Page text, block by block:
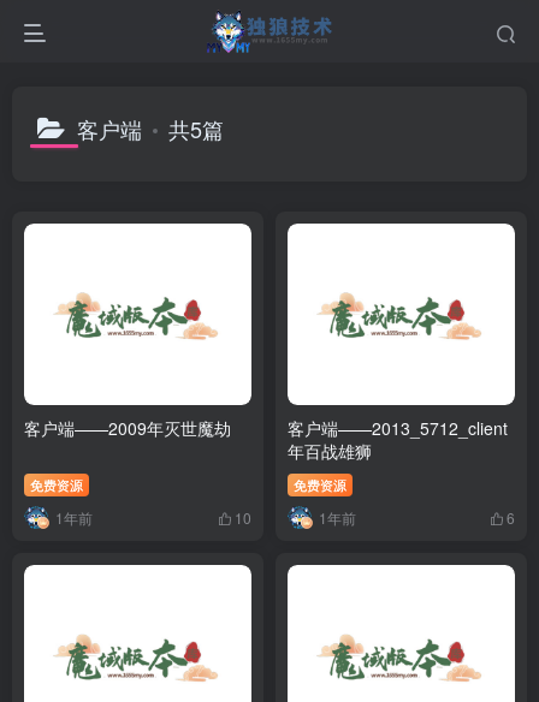
客户端 共5篇
客户端——2009年灭世魔劫
免费资源
1年前 10
客户端——2013_5712_client
年百战雄狮
免费资源
1年前 6